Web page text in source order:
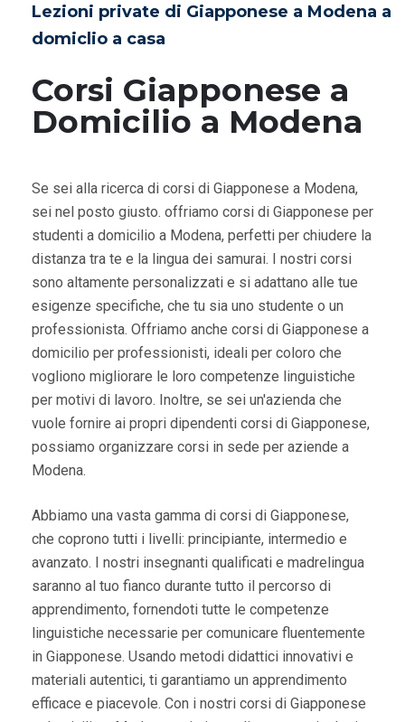
Corsi Giapponese a
Domicilio a Modena
Lezioni private di Giapponese a Modena a
domiclio a casa
Se sei alla ricerca di corsi di Giapponese a Modena,
sei nel posto giusto. offriamo corsi di Giapponese per
studenti a domicilio a Modena, perfetti per chiudere la
distanza tra te e la lingua dei samurai. I nostri corsi
sono altamente personalizzati e si adattano alle tue
esigenze specifiche, che tu sia uno studente o un
professionista. Offriamo anche corsi di Giapponese a
domicilio per professionisti, ideali per coloro che
vogliono migliorare le loro competenze linguistiche
per motivi di lavoro. Inoltre, se sei un'azienda che
vuole fornire ai propri dipendenti corsi di Giapponese,
possiamo organizzare corsi in sede per aziende a
Modena.
Abbiamo una vasta gamma di corsi di Giapponese,
che coprono tutti i livelli: principiante, intermedio e
avanzato. I nostri insegnanti qualificati e madrelingua
saranno al tuo fianco durante tutto il percorso di
apprendimento, fornendoti tutte le competenze
linguistiche necessarie per comunicare fluentemente
in Giapponese. Usando metodi didattici innovativi e
materiali autentici, ti garantiamo un apprendimento
efficace e piacevole. Con i nostri corsi di Giapponese